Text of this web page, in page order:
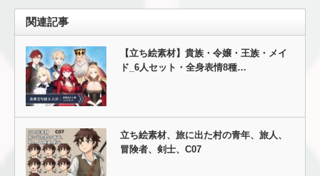
関連記事
【立ち絵素材】貴族・令嬢・王族・メイ
ド_6人セット・全身表情8種…
立ち絵素材、旅に出た村の青年、旅人、
冒険者、剣士、C07